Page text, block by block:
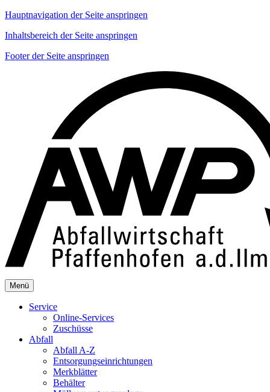
Hauptnavigation der Seite anspringen
Inhaltsbereich der Seite anspringen
Footer der Seite anspringen
Menü
Service
Online-Services
Zuschüsse
Abfall
Abfall A-Z
Entsorgungseinrichtungen
Merkblätter
Behälter